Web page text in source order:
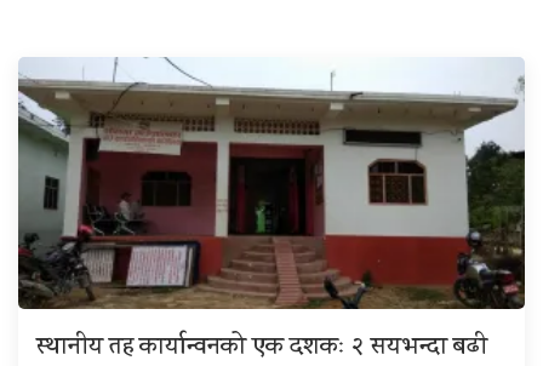
स्थानीय तह कार्यान्वनको एक दशकः २ सयभन्दा बढी